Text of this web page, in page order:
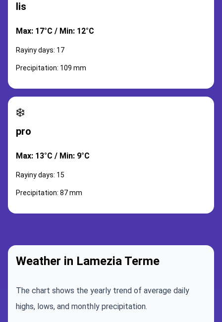
lis
Max: 17°C / Min: 12°C
Rayiny days: 17
Precipitation: 109 mm
❄️
pro
Max: 13°C / Min: 9°C
Rayiny days: 15
Precipitation: 87 mm
Weather in Lamezia Terme
The chart shows the yearly trend of average daily
highs, lows, and monthly precipitation.